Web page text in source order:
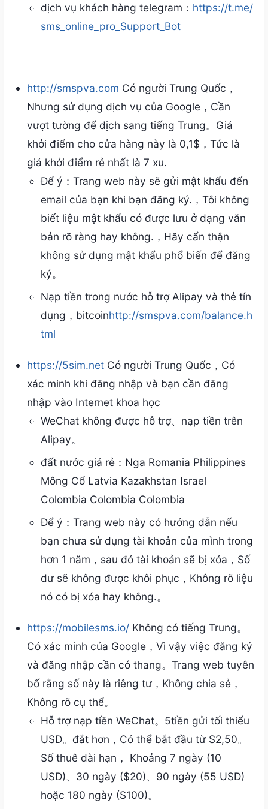
dịch vụ khách hàng telegram： https://t.me/
sms_online_pro_Support_Bot
http://smspva.com Có người Trung Quốc，
Nhưng sử dụng dịch vụ của Google，Cần
vượt tường để dịch sang tiếng Trung。Giá
khởi điểm cho cửa hàng này là 0,1$，Tức là
giá khởi điểm rẻ nhất là 7 xu.
Để ý：Trang web này sẽ gửi mật khẩu đến
email của bạn khi bạn đăng ký.，Tôi không
biết liệu mật khẩu có được lưu ở dạng văn
bản rõ ràng hay không.，Hãy cẩn thận
không sử dụng mật khẩu phổ biến để đăng
ký。
Nạp tiền trong nước hỗ trợ Alipay và thẻ tín
dụng，bitcoinhttp://smspva.com/balance.h
tml
https://5sim.net Có người Trung Quốc，Có
xác minh khi đăng nhập và bạn cần đăng
nhập vào Internet khoa học
WeChat không được hỗ trợ、nạp tiền trên
Alipay。
đất nước giá rẻ：Nga Romania Philippines
Mông Cổ Latvia Kazakhstan Israel
Colombia Colombia Colombia
Để ý：Trang web này có hướng dẫn nếu
bạn chưa sử dụng tài khoản của mình trong
hơn 1 năm，sau đó tài khoản sẽ bị xóa，Số
dư sẽ không được khôi phục，Không rõ liệu
nó có bị xóa hay không.。
https://mobilesms.io/ Không có tiếng Trung。
Có xác minh của Google，Vì vậy việc đăng ký
và đăng nhập cần có thang。Trang web tuyên
bố rằng số này là riêng tư，Không chia sẻ，
Không rõ cụ thể。
Hỗ trợ nạp tiền WeChat。5tiền gửi tối thiểu
USD。đắt hơn，Có thể bắt đầu từ $2,50。
Số thuê dài hạn， Khoảng 7 ngày (10
USD)、30 ngày ($20)、90 ngày (55 USD)
hoặc 180 ngày ($100)。